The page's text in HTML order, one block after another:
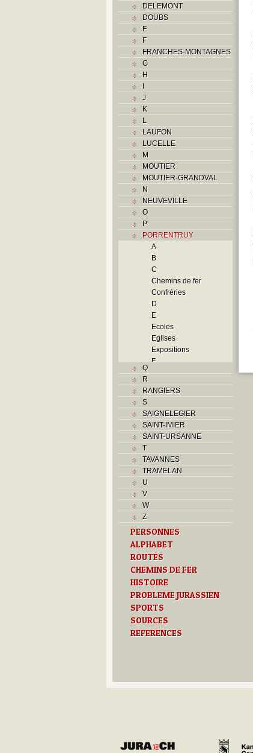
DELEMONT
DOUBS
E
F
FRANCHES-MONTAGNES
G
H
I
J
K
L
LAUFON
LUCELLE
M
MOUTIER
MOUTIER-GRANDVAL
N
NEUVEVILLE
O
P
PORRENTRUY
A
B
C
Chemins de fer
Confréries
D
E
Ecoles
Eglises
Expositions
F
H
I
J
K
M
Monuments historiques
Paroisses
R
S
Sociétés locales
T
U
V
Z
Q
R
RANGIERS
S
SAIGNELEGIER
SAINT-IMIER
SAINT-URSANNE
T
TAVANNES
TRAMELAN
U
V
W
Z
PERSONNES
ALPHABET
ROUTES
CHEMINS DE FER
HISTOIRE
PROBLEME JURASSIEN
SPORTS
SOURCES
REFERENCES